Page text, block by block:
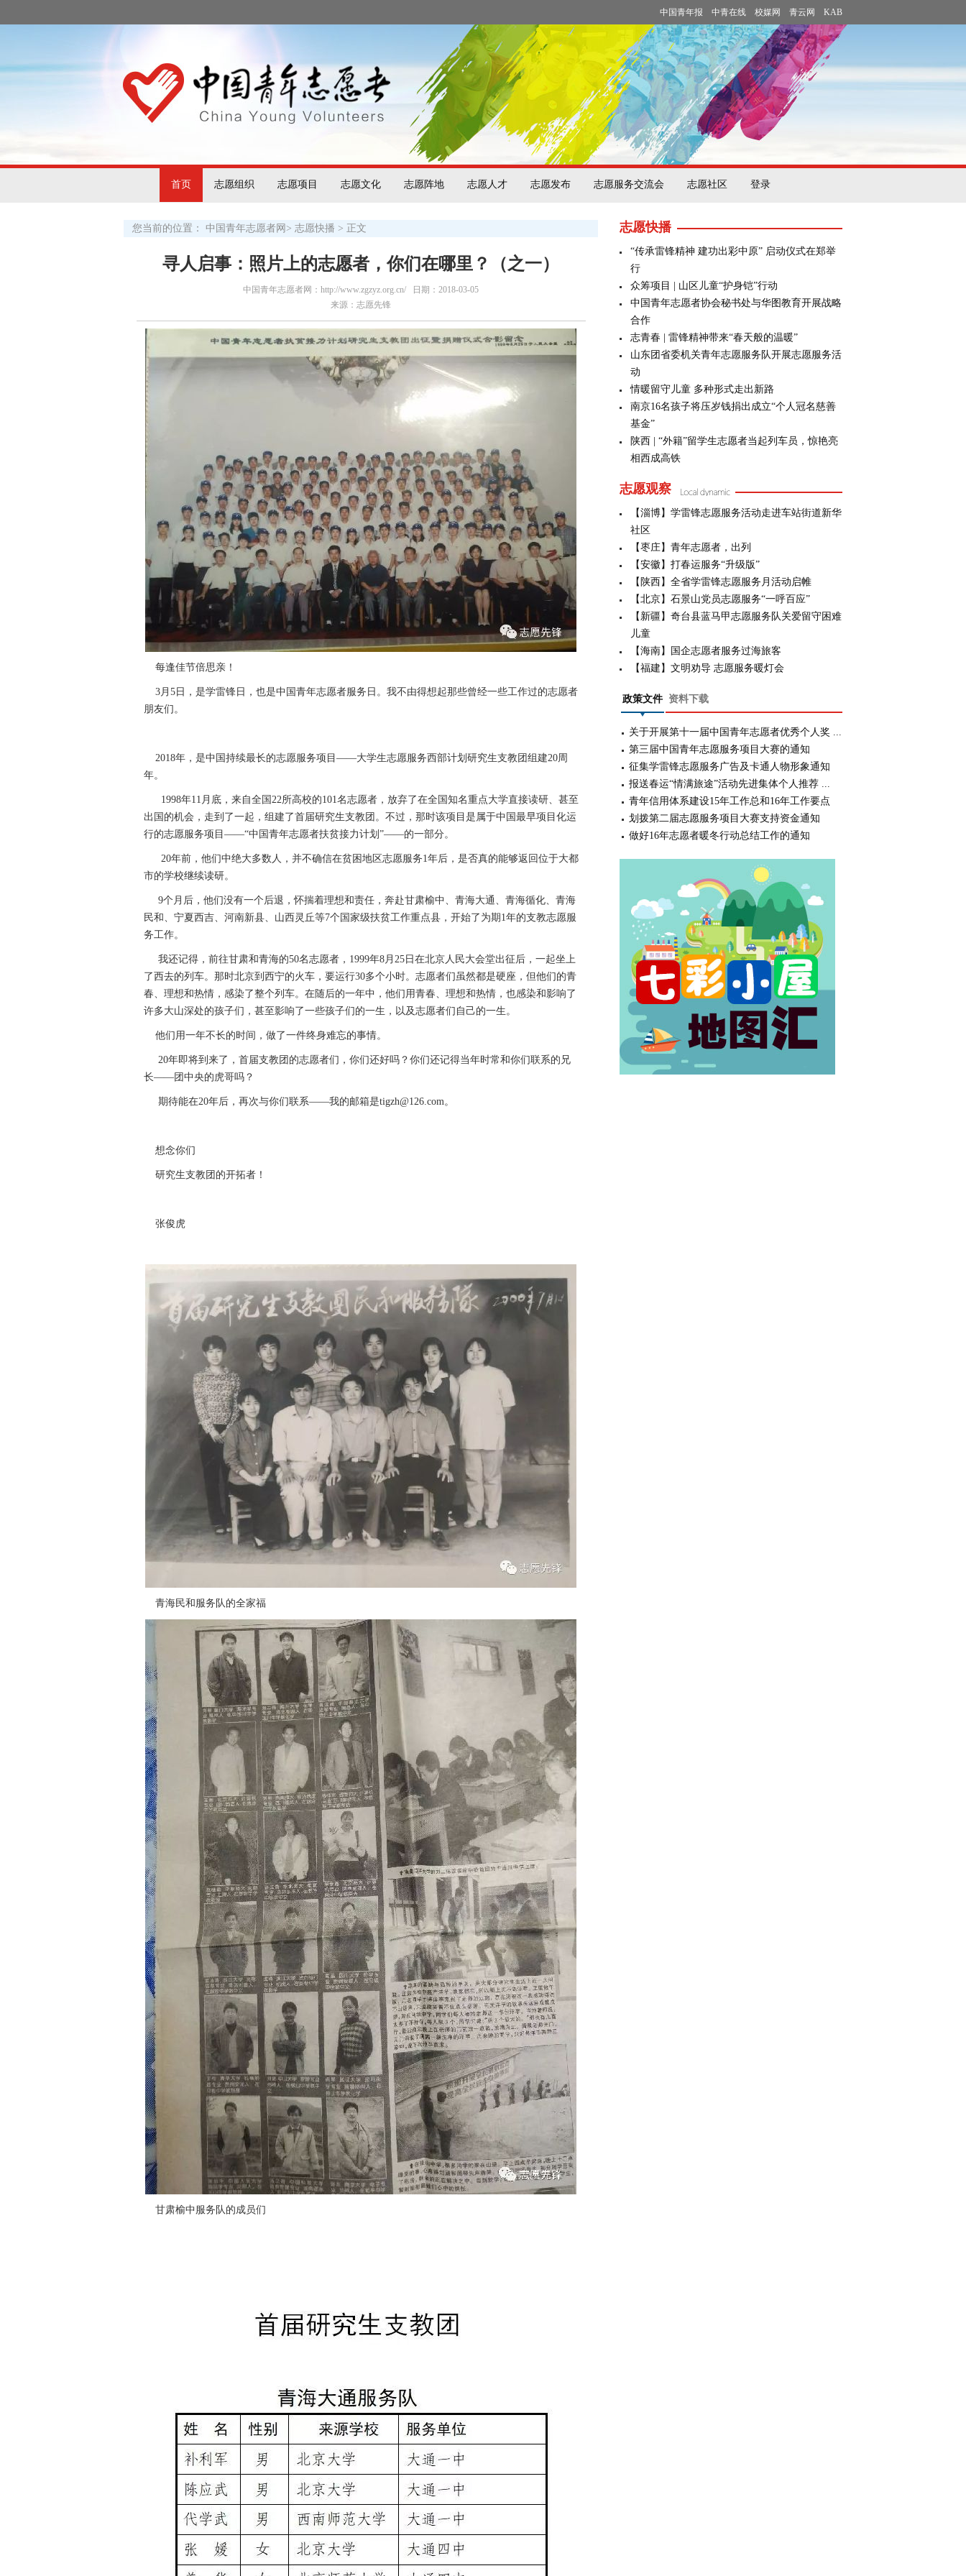
中国青年报 中青在线 校媒网 青云网 KAB
首页 志愿组织 志愿项目 志愿文化 志愿阵地 志愿人才 志愿发布 志愿服务交流会 志愿社区 登录
您当前的位置： 中国青年志愿者网 > 志愿快播 > 正文
寻人启事：照片上的志愿者，你们在哪里？（之一）
中国青年志愿者网：http://www.zgzyz.org.cn/ 日期：2018-03-05
来源：志愿先锋
每逢佳节倍思亲！
3月5日，是学雷锋日，也是中国青年志愿者服务日。我不由得想起那些曾经一些工作过的志愿者
朋友们。
2018年，是中国持续最长的志愿服务项目——大学生志愿服务西部计划研究生支教团组建20周
年。
1998年11月底，来自全国22所高校的101名志愿者，放弃了在全国知名重点大学直接读研、甚至
出国的机会，走到了一起，组建了首届研究生支教团。不过，那时该项目是属于中国最早项目化运
行的志愿服务项目——“中国青年志愿者扶贫接力计划”——的一部分。
20年前，他们中绝大多数人，并不确信在贫困地区志愿服务1年后，是否真的能够返回位于大都
市的学校继续读研。
9个月后，他们没有一个后退，怀揣着理想和责任，奔赴甘肃榆中、青海大通、青海循化、青海
民和、宁夏西吉、河南新县、山西灵丘等7个国家级扶贫工作重点县，开始了为期1年的支教志愿服
务工作。
我还记得，前往甘肃和青海的50名志愿者，1999年8月25日在北京人民大会堂出征后，一起坐上
了西去的列车。那时北京到西宁的火车，要运行30多个小时。志愿者们虽然都是硬座，但他们的青
春、理想和热情，感染了整个列车。在随后的一年中，他们用青春、理想和热情，也感染和影响了
许多大山深处的孩子们，甚至影响了一些孩子们的一生，以及志愿者们自己的一生。
他们用一年不长的时间，做了一件终身难忘的事情。
20年即将到来了，首届支教团的志愿者们，你们还好吗？你们还记得当年时常和你们联系的兄
长——团中央的虎哥吗？
期待能在20年后，再次与你们联系——我的邮箱是tigzh@126.com。
想念你们
研究生支教团的开拓者！
张俊虎
青海民和服务队的全家福
甘肃榆中服务队的成员们
志愿快播
“传承雷锋精神 建功出彩中原” 启动仪式在郑举
行
众筹项目 | 山区儿童“护身铠”行动
中国青年志愿者协会秘书处与华图教育开展战略
合作
志青春 | 雷锋精神带来“春天般的温暖”
山东团省委机关青年志愿服务队开展志愿服务活
动
情暖留守儿童 多种形式走出新路
南京16名孩子将压岁钱捐出成立“个人冠名慈善
基金”
陕西 | “外籍”留学生志愿者当起列车员，惊艳亮
相西成高铁
志愿观察
【淄博】学雷锋志愿服务活动走进车站街道新华
社区
【枣庄】青年志愿者，出列
【安徽】打春运服务“升级版”
【陕西】全省学雷锋志愿服务月活动启帷
【北京】石景山党员志愿服务“一呼百应”
【新疆】奇台县蓝马甲志愿服务队关爱留守困难
儿童
【海南】国企志愿者服务过海旅客
【福建】文明劝导 志愿服务暖灯会
政策文件 资料下载
关于开展第十一届中国青年志愿者优秀个人奖 ...
第三届中国青年志愿服务项目大赛的通知
征集学雷锋志愿服务广告及卡通人物形象通知
报送春运“情满旅途”活动先进集体个人推荐 ...
青年信用体系建设15年工作总和16年工作要点
划拨第二届志愿服务项目大赛支持资金通知
做好16年志愿者暖冬行动总结工作的通知